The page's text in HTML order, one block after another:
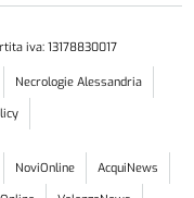
iva: 13178830017
Necrologie Alessandria
NoviOnline
AcquiNews